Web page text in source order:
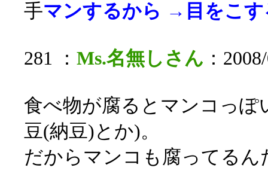
手マンするから →目をこ
281 ： Ms.名無しさん ：
食べ物が腐るとマンコっ
豆(納豆)とか)。
だからマンコも腐ってるん